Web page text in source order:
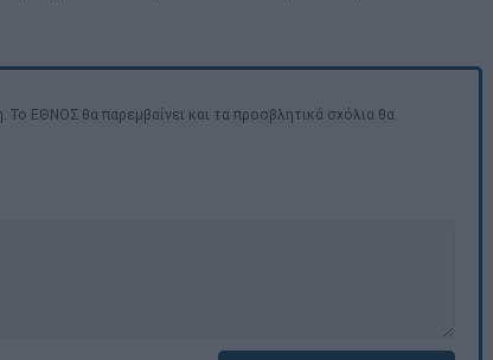
ΕΘΝΟΣ θα παρεμβαίνει και τα προσβλητικά σχόλια θα